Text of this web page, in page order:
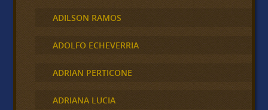
ADILSON RAMOS
ADOLFO ECHEVERRIA
ADRIAN PERTICONE
ADRIANA LUCIA